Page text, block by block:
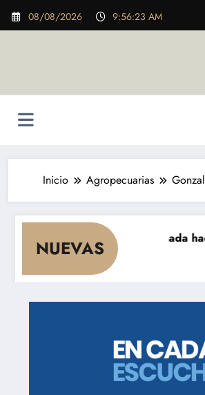
Saltar
08/08/2026 9:56:25 AM
Inicio Agropecuarias
NUEVAS
cae el consumo y nada hace pensar